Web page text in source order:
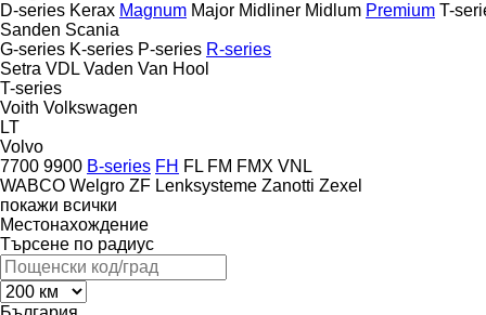
D-series Kerax Magnum Major Midliner Midlum Premium T-
Sanden Scania
G-series K-series P-series R-series
Setra VDL Vaden Van Hool
T-series
Voith Volkswagen
LT
Volvo
7700 9900 B-series FH FL FM FMX VNL
WABCO Welgro ZF Lenksysteme Zanotti Zexel
покажи всички
Местонахождение
Търсене по радиус